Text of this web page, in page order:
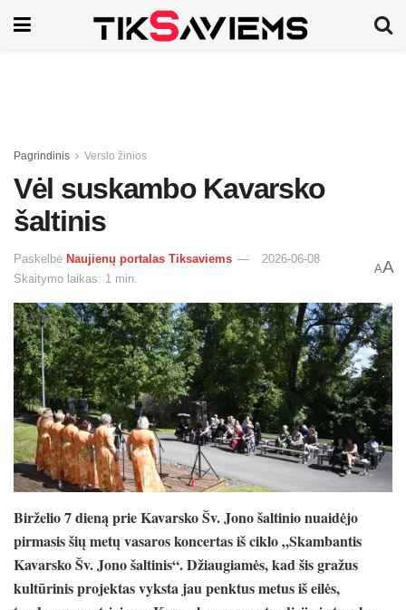
Pagrindinis Verslo žinios
Vėl suskambo Kavarsko
šaltinis
Paskelbė Naujienų portalas Tiksaviems
2026-06-08
Skaitymo laikas: 1 min.
AA
Birželio 7 dieną prie Kavarsko Šv. Jono šaltinio nuaidėjo
pirmasis šių metų vasaros koncertas iš ciklo „Skambantis
Kavarsko Šv. Jono šaltinis“. Džiaugiamės, kad šis gražus
kultūrinis projektas vyksta jau penktus metus iš eilės,